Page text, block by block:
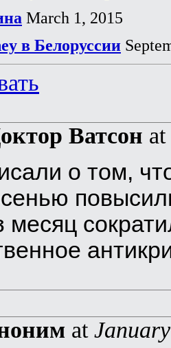
March 1, 2015
в Белоруссии
Ватсон at
о том,
месяц
at